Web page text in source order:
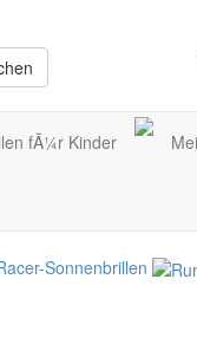
fÃ¼r Kinder
Sonnenbrillen